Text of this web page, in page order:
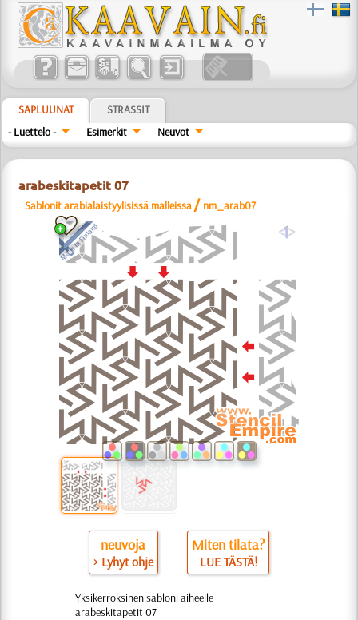
SAPLUUNAT
STRASSIT
- Luettelo -
Esimerkit Neuvot
arabeskitapetit 07
Sablonit arabialaistyylisissä malleissa / nm_arab07
a
neuvoja
> Lyhyt ohje
Miten tilata?
LUE TÄSTÄ!
Yksikerroksinen sabloni aiheelle
arabeskitapetit 07